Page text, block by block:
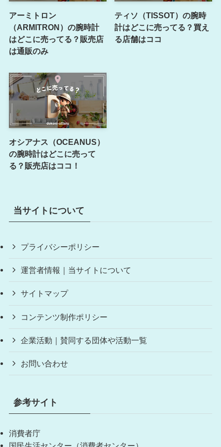
アーミトロン
（ARMITRON）の腕時計
はどこに売ってる？販売店
は通販のみ
ティソ（TISSOT）の腕時
計はどこに売ってる？買え
る店舗はココ
オシアナス（OCEANUS）
の腕時計はどこに売って
る？販売店はココ！
当サイトについて
プライバシーポリシー
運営者情報｜当サイトについて
サイトマップ
コンテンツ制作ポリシー
企業活動｜賛同する団体や活動一覧
お問い合わせ
参考サイト
消費者庁